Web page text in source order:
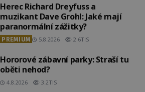
Herec Richard Dreyfuss a
muzikant Dave Grohl: Jaké mají
paranormální zážitky?
PREMIUM 5.8.2026 2.6TIS
Hororové zábavní parky: Straší tu
oběti nehod?
4.8.2026 3.2TIS